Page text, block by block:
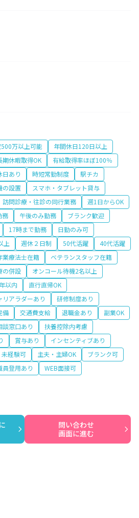
万以上可能
年間休日120日以上
期休暇取得OK
有給取得率ほぼ100％
日あり 時短常勤制度
駅チカ
の設置
スマホ・タブレット貸与
訪問診療・往診の同行業務
週1日からOK
務 午後のみ勤務
ブランク歓迎
17時まで勤務
日勤のみ可
上 週休２日制 50代活躍
40代活躍
業療法士在籍
ベテランスタッフ在籍
の併設
オンコール待機2名以上
以内
直行直帰OK
リアラダーあり
研修制度あり
備 交通費支給 退職金あり
副業OK
談窓口あり
扶養控除内考慮
賞与あり
インセンティブあり
未経験可 主夫・主婦OK
ブランク可
員登用あり
WEB面接可
問い合わせ
画面に進む